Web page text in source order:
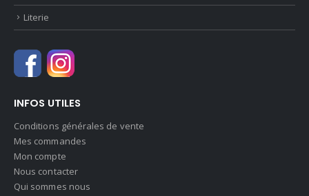
Literie
INFOS UTILES
Conditions générales de vente
Mes commandes
Mon compte
Nous contacter
Qui sommes nous